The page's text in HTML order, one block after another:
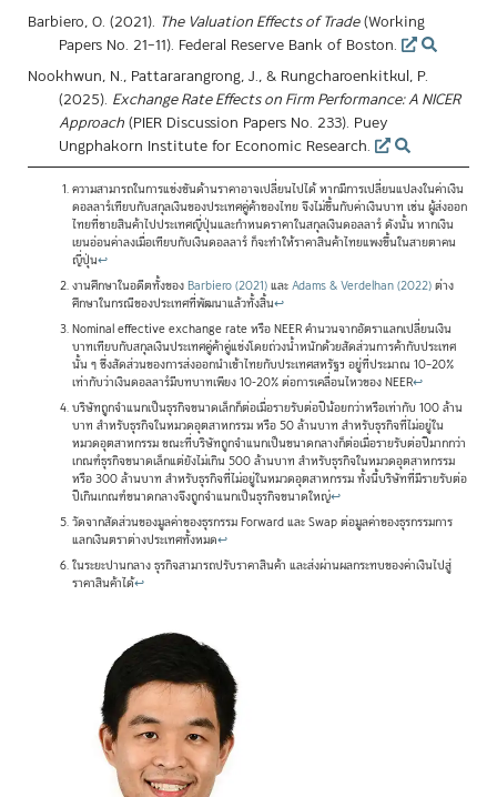
Barbiero, O. (2021). The Valuation Effects of Trade(Working
Papers No. 21–11). Federal Reserve Bank of Boston.
Nookhwun, N., Pattararangrong, J., & Rungcharoenkitkul, P.
(2025). Exchange Rate Effects on Firm Performance: A NICER
Approach(PIER Discussion Papers No. 233). Puey
Ungphakorn Institute for Economic Research.
ความสามารถในการแข่งขันด้านราคาอาจเปลี่ยนไปได้ หากมีการเปลี่ยนแปลงในค่าเงิน
ดอลลาร์เทียบกับสกุลเงินของประเทศคู่ค้าของไทย จึงไม่ขึ้นกับค่าเงินบาท เช่น ผู้ส่งออก
ไทยที่ขายสินค้าไปประเทศญี่ปุ่นและกำหนดราคาในสกุลเงินดอลลาร์ ดังนั้น หากเงิน
เยนอ่อนค่าลงเมื่อเทียบกับเงินดอลลาร์ ก็จะทำให้ราคาสินค้าไทยแพงขึ้นในสายตาคน
ญี่ปุ่น↩
งานศึกษาในอดีตทั้งของBarbiero (2021)และAdams & Verdelhan (2022)ต่าง
ศึกษาในกรณีของประเทศที่พัฒนาแล้วทั้งสิ้น↩
Nominal effective exchange rate หรือ NEER คำนวนจากอัตราแลกเปลี่ยนเงิน
บาทเทียบกับสกุลเงินประเทศคู่ค้าคู่แข่งโดยถ่วงน้ำหนักด้วยสัดส่วนการค้ากับประเทศ
นั้น ๆ ซึ่งสัดส่วนของการส่งออกนำเข้าไทยกับประเทศสหรัฐฯ อยู่ที่ประมาณ 10–20%
เท่ากับว่าเงินดอลลาร์มีบทบาทเพียง 10-20% ต่อการเคลื่อนไหวของ NEER↩
บริษัทถูกจำแนกเป็นธุรกิจขนาดเล็กก็ต่อเมื่อรายรับต่อปีน้อยกว่าหรือเท่ากับ 100 ล้าน
บาท สำหรับธุรกิจในหมวดอุตสาหกรรม หรือ 50 ล้านบาท สำหรับธุรกิจที่ไม่อยู่ใน
หมวดอุตสาหกรรม ขณะที่บริษัทถูกจำแนกเป็นขนาดกลางก็ต่อเมื่อรายรับต่อปีมากกว่า
เกณฑ์ธุรกิจขนาดเล็กแต่ยังไม่เกิน 500 ล้านบาท สำหรับธุรกิจในหมวดอุตสาหกรรม
หรือ 300 ล้านบาท สำหรับธุรกิจที่ไม่อยู่ในหมวดอุตสาหกรรม ทั้งนี้บริษัทที่มีรายรับต่อ
ปีเกินเกณฑ์ขนาดกลางจึงถูกจำแนกเป็นธุรกิจขนาดใหญ่↩
วัดจากสัดส่วนของมูลค่าของธุรกรรม Forward และ Swap ต่อมูลค่าของธุรกรรมการ
แลกเงินตราต่างประเทศทั้งหมด↩
ในระยะปานกลาง ธุรกิจสามารถปรับราคาสินค้า และส่งผ่านผลกระทบของค่าเงินไปสู่
ราคาสินค้าได้↩